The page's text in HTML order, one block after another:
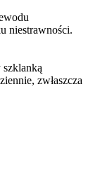
niestrawności.
szklanką
zwłaszcza